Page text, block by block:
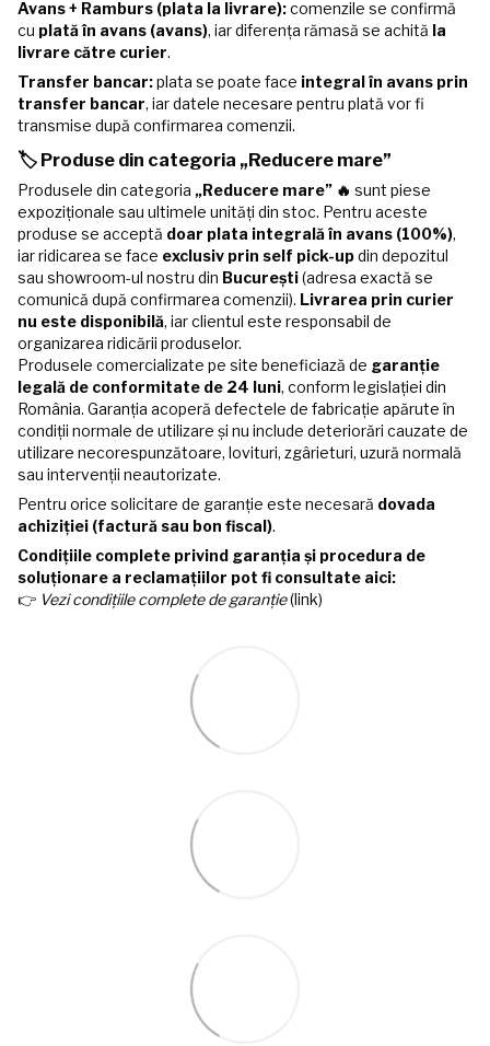
Avans + Ramburs (plata la livrare):comenzile se confirmă
cu plată în avans (avans), iar diferența rămasă se achită la
livrare către curier.
Transfer bancar:plata se poate face integral în avans prin
transfer bancar, iar datele necesare pentru plată vor fi
transmise după confirmarea comenzii.
🏷️ Produse din categoria „Reducere mare”
Produsele din categoria „Reducere mare” 🔥 sunt piese
expoziționale sau ultimele unități din stoc. Pentru aceste
produse se acceptă doar plata integrală în avans (100%),
iar ridicarea se face exclusiv prin self pick-updin depozitul
sau showroom-ul nostru din București(adresa exactă se
comunică după confirmarea comenzii). Livrarea prin curier
nu este disponibilă, iar clientul este responsabil de
organizarea ridicării produselor.
Produsele comercializate pe site beneficiază de garanție
legală de conformitate de 24 luni, conform legislației din
România. Garanția acoperă defectele de fabricație apărute în
condiții normale de utilizare și nu include deteriorări cauzate de
utilizare necorespunzătoare, lovituri, zgârieturi, uzură normală
sau intervenții neautorizate.
Pentru orice solicitare de garanție este necesară dovada
achiziției (factură sau bon fiscal).
Condițiile complete privind garanția și procedura de
soluționare a reclamațiilor pot fi consultate aici:
👉 Vezi condițiile complete de garanție(link)